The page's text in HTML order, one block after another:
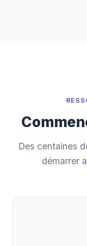
Des centaines
démarrer